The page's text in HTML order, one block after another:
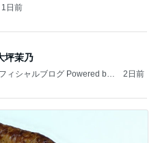
1日前
大坪茉乃
ィシャルブログ Powered by
2日前